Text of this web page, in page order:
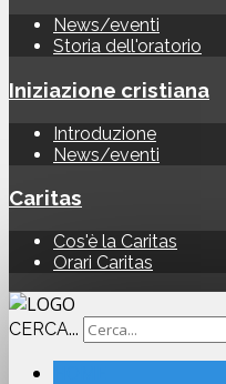
News/eventi
Storia dell'oratorio
Iniziazione cristiana
Introduzione
News/eventi
Caritas
Cos'è la Caritas
Orari Caritas
CERCA...